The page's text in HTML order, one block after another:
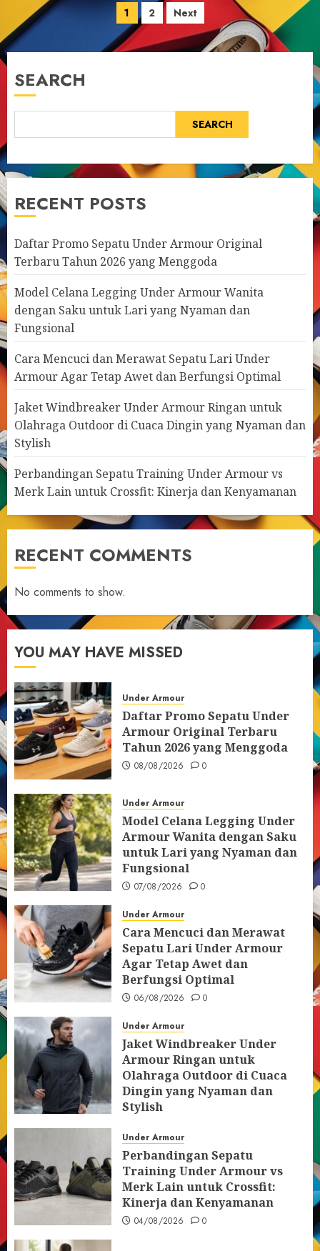
Posts
pagination
1 2 Next
SEARCH
SEARCH
RECENT POSTS
Daftar Promo Sepatu Under Armour Original
Terbaru Tahun 2026 yang Menggoda
Model Celana Legging Under Armour Wanita
dengan Saku untuk Lari yang Nyaman dan
Fungsional
Cara Mencuci dan Merawat Sepatu Lari Under
Armour Agar Tetap Awet dan Berfungsi Optimal
Jaket Windbreaker Under Armour Ringan untuk
Olahraga Outdoor di Cuaca Dingin yang Nyaman dan
Stylish
Perbandingan Sepatu Training Under Armour vs
Merk Lain untuk Crossfit: Kinerja dan Kenyamanan
RECENT COMMENTS
No comments to show.
YOU MAY HAVE MISSED
Under Armour
Daftar Promo Sepatu Under
Armour Original Terbaru
Tahun 2026 yang Menggoda
08/08/2026 0
Under Armour
Model Celana Legging Under
Armour Wanita dengan Saku
untuk Lari yang Nyaman dan
Fungsional
07/08/2026 0
Under Armour
Cara Mencuci dan Merawat
Sepatu Lari Under Armour
Agar Tetap Awet dan
Berfungsi Optimal
06/08/2026 0
Under Armour
Jaket Windbreaker Under
Armour Ringan untuk
Olahraga Outdoor di Cuaca
Dingin yang Nyaman dan
Stylish
Under Armour
Perbandingan Sepatu
Training Under Armour vs
Merk Lain untuk Crossfit:
Kinerja dan Kenyamanan
04/08/2026 0